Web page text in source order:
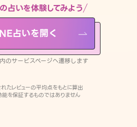
移します
占いを体験してみよう
占いを開く
のサービスページへ遷移します
レビューの平均点をもとに算出
を保証するものではありません